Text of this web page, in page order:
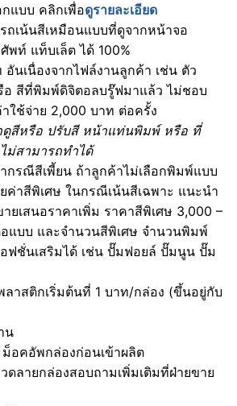
แบบ คลิกเพื่อดูรายละเอียด
ถเน้นสีเหมือนแบบที่ดูจากหน้าจอ
พท์ แท็บเล็ต ได้ 100%
อันเนื่องจากไฟล์งานลูกค้า เช่น ตัว
อ สีที่พิมพ์ดิจิตอลบรู๊ฟมาแล้ว ไม่ชอบ
ใช้จ่าย 2,000 บาท ต่อครั้ง
ดูสีหรือ ปรับสี หน้าแท่นพิมพ์ หรือ ที่
ม่สามารถทำได้
กรณีสีเพี้ยน ถ้าลูกค้าไม่เลือกพิมพ์แบบ
ค่าสีพิเศษ ในกรณีเน้นสีเฉพาะ แนะนำ
ยเสนอราคาเพิ่ม ราคาสีพิเศษ 3,000 –
แบบ และจำนวนสีพิเศษ จำนวนพิมพ์
ฟชั่นเสริมได้ เช่น ปั๊มฟอยล์ ปั๊มนูน ปั๊ม
ลาสติกเริ่มต้นที่ 1 บาท/กล่อง (ขึ้นอยู่กับ
น
อคอัพกล่องก่อนเข้าผลิต
ลายกล่องสอบถามเพิ่มเติมที่ฝ่ายขาย